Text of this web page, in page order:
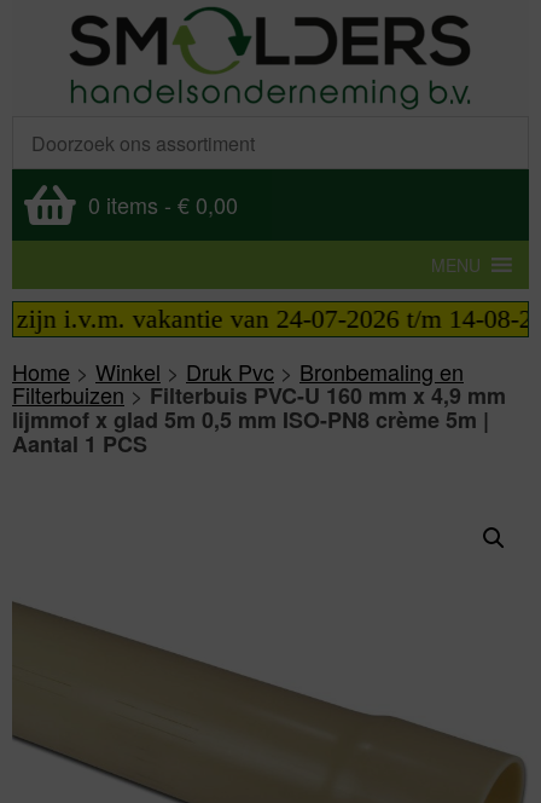
0 items - € 0,00
MENU
vakantie van 24-07-2026 t/m 14-08-
Home > Winkel > Druk Pvc > Bronbemaling en
Filterbuizen>Filterbuis PVC-U 160 mm x 4,9 mm
lijmmof x glad 5m 0,5 mm ISO-PN8 crème 5m |
Aantal 1 PCS